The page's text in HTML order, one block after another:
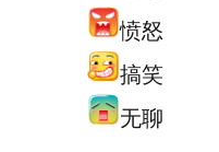
愤怒
搞笑
无聊